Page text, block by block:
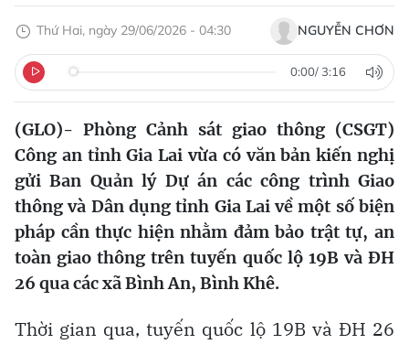
Thứ Hai, ngày 29/06/2026 - 04:30 NGUYỄN CHƠN
0:00/ 3:16
(GLO)- Phòng Cảnh sát giao thông (CSGT)
Công an tỉnh Gia Lai vừa có văn bản kiến nghị
gửi Ban Quản lý Dự án các công trình Giao
thông và Dân dụng tỉnh Gia Lai về một số biện
pháp cần thực hiện nhằm đảm bảo trật tự, an
toàn giao thông trên tuyến quốc lộ 19B và ĐH
26 qua các xã Bình An, Bình Khê.
Thời gian qua, tuyến quốc lộ 19B và ĐH 26